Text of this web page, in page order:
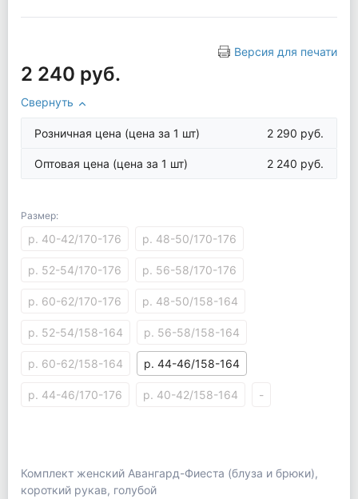
Версия для печати
2 240 руб.
Свернуть
Розничная цена (цена за 1 шт) 2 290 руб.
Оптовая цена (цена за 1 шт) 2 240 руб.
Размер:
р. 40-42/170-176 р. 48-50/170-176
р. 52-54/170-176 р. 56-58/170-176
р. 60-62/170-176 р. 48-50/158-164
р. 52-54/158-164 р. 56-58/158-164
р. 60-62/158-164 р. 44-46/158-164
р. 44-46/170-176 р. 40-42/158-164 -
Комплект женский Авангард-Фиеста (блуза и брюки),
короткий рукав, голубой